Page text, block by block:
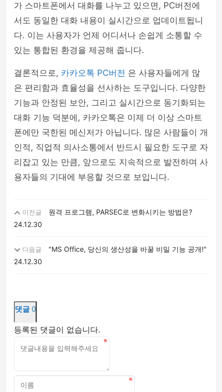
가 스마트폰에서 대화를 나누고 있으면, PC버전에
서도 동일한 대화 내용이 실시간으로 업데이트됩니
다. 이는 사용자가 언제 어디서나 손쉽게 소통할 수
있는 통합된 환경을 제공해 줍니다.
결론적으로, 카카오톡 PC버전 은 사용자들에게 많
은 편리함과 효율성을 선사하는 도구입니다. 다양한
기능과 안정된 보안, 그리고 실시간으로 동기화되는
대화 기능 덕분에, 카카오톡은 이제 더 이상 스마트
폰에만 국한된 메신저가 아닙니다. 많은 사람들이 개
인적, 직업적 의사소통에서 반드시 필요한 도구로 자
리잡고 있는 만큼, 앞으로도 지속적으로 발전하며 사
용자들의 기대에 부응할 것으로 보입니다.
이전글
원격 프로그램, PARSEC로 변화시키는 방법은?
24.12.30
다음글
"MS Office, 당신의 생산성을 바꿀 비밀 기능 공개!"
24.12.30
댓글 0
등록된 댓글이 없습니다.